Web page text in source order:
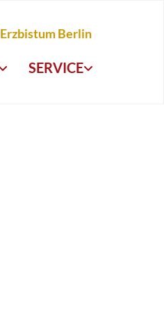
Erzbistum Berlin
SERVICE